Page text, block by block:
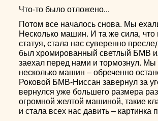
Что-то было отложено...
Потом все началось снова. Мы
Несколько машин. И та же сила,
статуя, стала нас суверенно
был хромированный светлый БМВ
заехал перед нами и тормознул.
несколько машин – обреченно
Роковой БМВ-Ниссан завернул за
вернулся уже большего размера
огромной желтой машиной, такие
и стала всех нас давить – картинка